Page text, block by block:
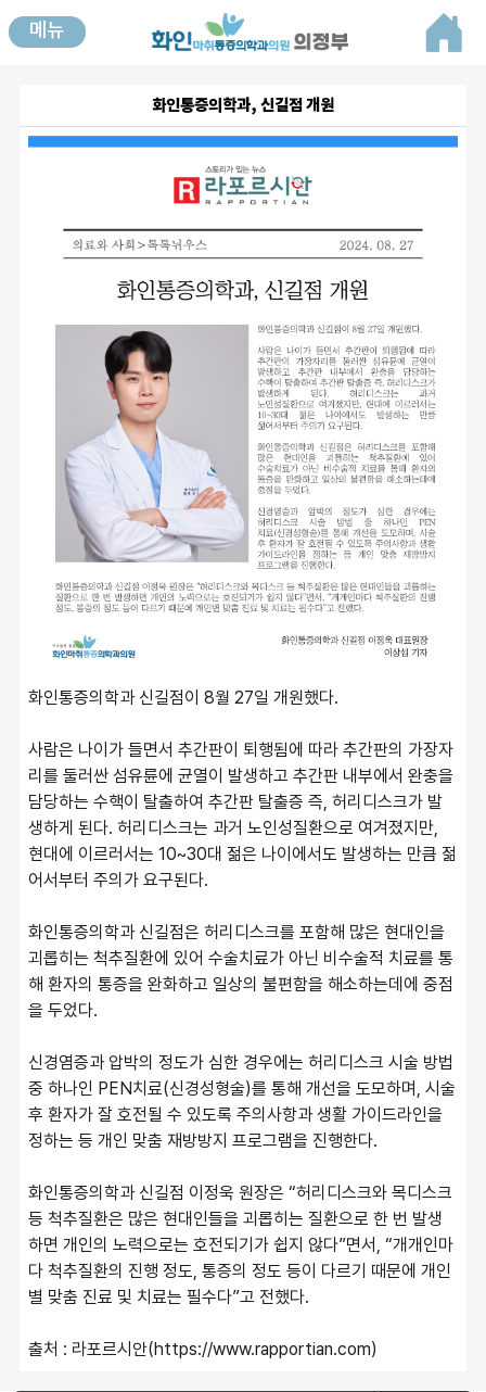
메뉴
화인통증의학과, 신길점 개원
화인통증의학과 신길점이 8월 27일 개원했다.
사람은 나이가 들면서 추간판이 퇴행됨에 따라 추간판의 가장자
리를 둘러싼 섬유륜에 균열이 발생하고 추간판 내부에서 완충을
담당하는 수핵이 탈출하여 추간판 탈출증 즉, 허리디스크가 발
생하게 된다. 허리디스크는 과거 노인성질환으로 여겨졌지만,
현대에 이르러서는 10~30대 젊은 나이에서도 발생하는 만큼 젊
어서부터 주의가 요구된다.
화인통증의학과 신길점은 허리디스크를 포함해 많은 현대인을
괴롭히는 척추질환에 있어 수술치료가 아닌 비수술적 치료를 통
해 환자의 통증을 완화하고 일상의 불편함을 해소하는데에 중점
을 두었다.
신경염증과 압박의 정도가 심한 경우에는 허리디스크 시술 방법
중 하나인 PEN치료(신경성형술)를 통해 개선을 도모하며, 시술
후 환자가 잘 호전될 수 있도록 주의사항과 생활 가이드라인을
정하는 등 개인 맞춤 재방방지 프로그램을 진행한다.
화인통증의학과 신길점 이정욱 원장은 “허리디스크와 목디스크
등 척추질환은 많은 현대인들을 괴롭히는 질환으로 한 번 발생
하면 개인의 노력으로는 호전되기가 쉽지 않다”면서, “개개인마
다 척추질환의 진행 정도, 통증의 정도 등이 다르기 때문에 개인
별 맞춤 진료 및 치료는 필수다”고 전했다.
출처 : 라포르시안(https://www.rapportian.com)